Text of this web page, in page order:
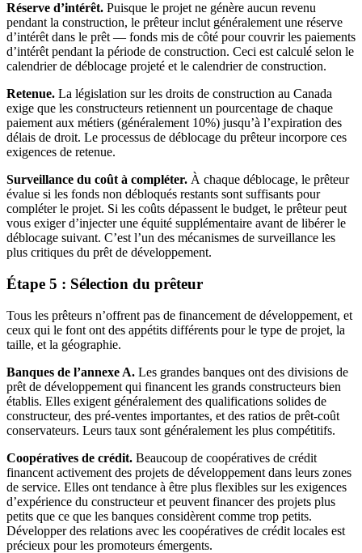
Réserve d’intérêt. Puisque le projet ne génère aucun revenu
pendant la construction, le prêteur inclut généralement une réserve
d’intérêt dans le prêt — fonds mis de côté pour couvrir les paiements
d’intérêt pendant la période de construction. Ceci est calculé selon le
calendrier de déblocage projeté et le calendrier de construction.
Retenue. La législation sur les droits de construction au Canada
exige que les constructeurs retiennent un pourcentage de chaque
paiement aux métiers (généralement 10%) jusqu’à l’expiration des
délais de droit. Le processus de déblocage du prêteur incorpore ces
exigences de retenue.
Surveillance du coût à compléter. À chaque déblocage, le prêteur
évalue si les fonds non débloqués restants sont suffisants pour
compléter le projet. Si les coûts dépassent le budget, le prêteur peut
vous exiger d’injecter une équité supplémentaire avant de libérer le
déblocage suivant. C’est l’un des mécanismes de surveillance les
plus critiques du prêt de développement.
Étape 5 : Sélection du prêteur
Tous les prêteurs n’offrent pas de financement de développement, et
ceux qui le font ont des appétits différents pour le type de projet, la
taille, et la géographie.
Banques de l’annexe A. Les grandes banques ont des divisions de
prêt de développement qui financent les grands constructeurs bien
établis. Elles exigent généralement des qualifications solides de
constructeur, des pré-ventes importantes, et des ratios de prêt-coût
conservateurs. Leurs taux sont généralement les plus compétitifs.
Coopératives de crédit. Beaucoup de coopératives de crédit
financent activement des projets de développement dans leurs zones
de service. Elles ont tendance à être plus flexibles sur les exigences
d’expérience du constructeur et peuvent financer des projets plus
petits que ce que les banques considèrent comme trop petits.
Développer des relations avec les coopératives de crédit locales est
précieux pour les promoteurs émergents.